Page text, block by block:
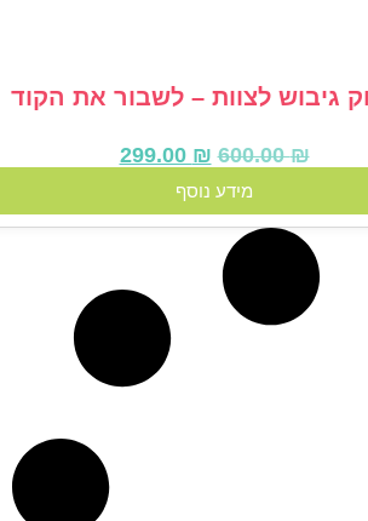
– לשבור את הקוד
299.00₪